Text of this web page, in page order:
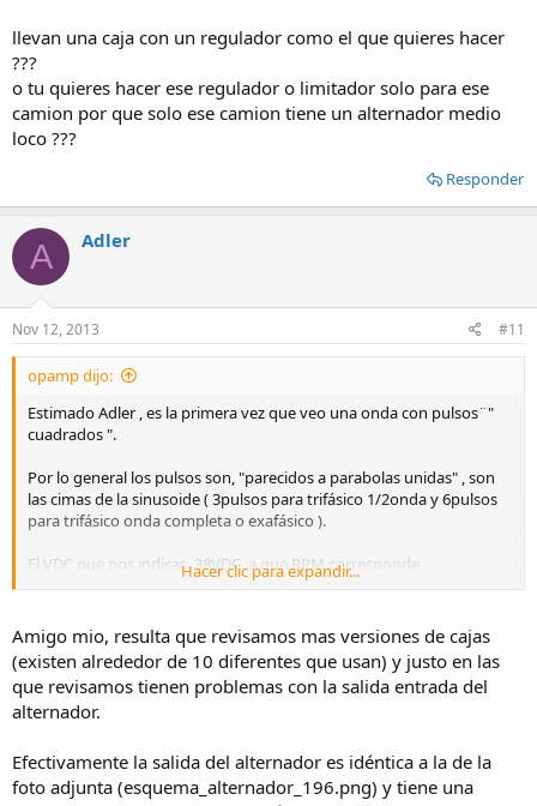
llevan una caja con un regulador como el que quieres hacer
???
o tu quieres hacer ese regulador o limitador solo para ese
camion por que solo ese camion tiene un alternador medio
loco ???
Responder
A Adler
Nov 12, 2013 #11
opamp dijo:
Estimado Adler , es la primera vez que veo una onda con pulsos¨"
cuadrados ".
Por lo general los pulsos son, "parecidos a parabolas unidas" , son
las cimas de la sinusoide ( 3pulsos para trifásico 1/2onda y 6pulsos
para trifásico onda completa o exafásico ).
El VDC que nos indicas ,38VDC, a que RPM corresponde .
VDC tienes.
Respecto a tu circuito, no indicas el código del transistor, ni
regulador ( en uno graficas el LM350(3A) y en el inferior el
LM317(1.5A). Cual es?
La resistencia es de 0.6 Ohm .
En tus gráficas señala los Voltajes (Vmáximo, Vmínimo , duración
Hacer clic para expandir...
Amigo mio, resulta que revisamos mas versiones de cajas
(existen alrededor de 10 diferentes que usan) y justo en las
que revisamos tienen problemas con la salida entrada del
alternador.
Efectivamente la salida del alternador es idéntica a la de la
foto adjunta (esquema_alternador_196.png) y tiene una